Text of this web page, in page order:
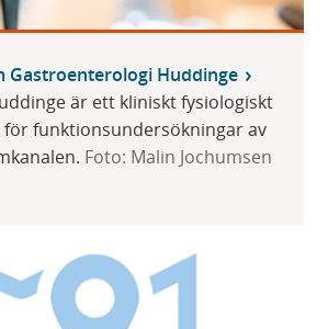
Gastroenterologi Huddinge
är ett kliniskt fysiologiskt
funktionsundersökningar av
Foto: Malin Jochumsen